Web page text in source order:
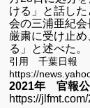
ける」と話し
会の三浦亜紀会
厳粛に受け止
る」と述べた
引用 千葉日報
https://
2021年 官報
https://